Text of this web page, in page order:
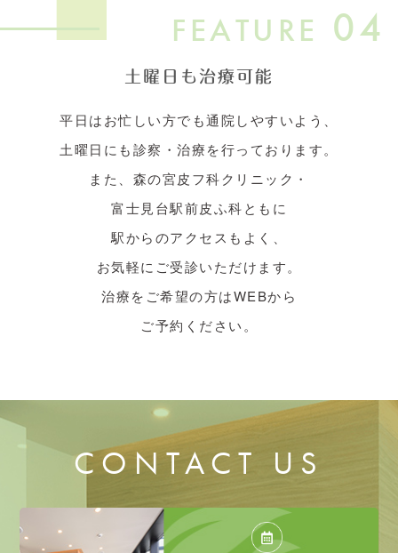
土曜日も治療可能
平日はお忙しい方でも通院しやすいよう、
土曜日にも診察・治療を行っております。
また、森の宮皮フ科クリニック・
富士見台駅前皮ふ科ともに
駅からのアクセスもよく、
お気軽にご受診いただけます。
治療をご希望の方はWEBから
ご予約ください。
FEATURE 04
CONTACT US